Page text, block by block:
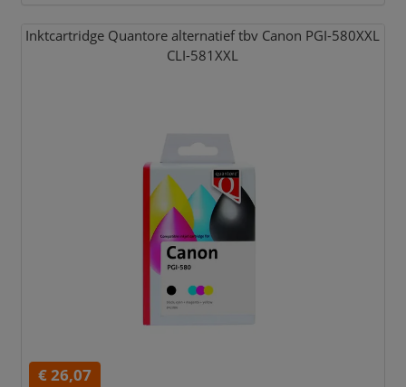
Inktcartridge Quantore alternatief tbv Canon PGI-580XXL
CLI-581XXL
€ 26,07